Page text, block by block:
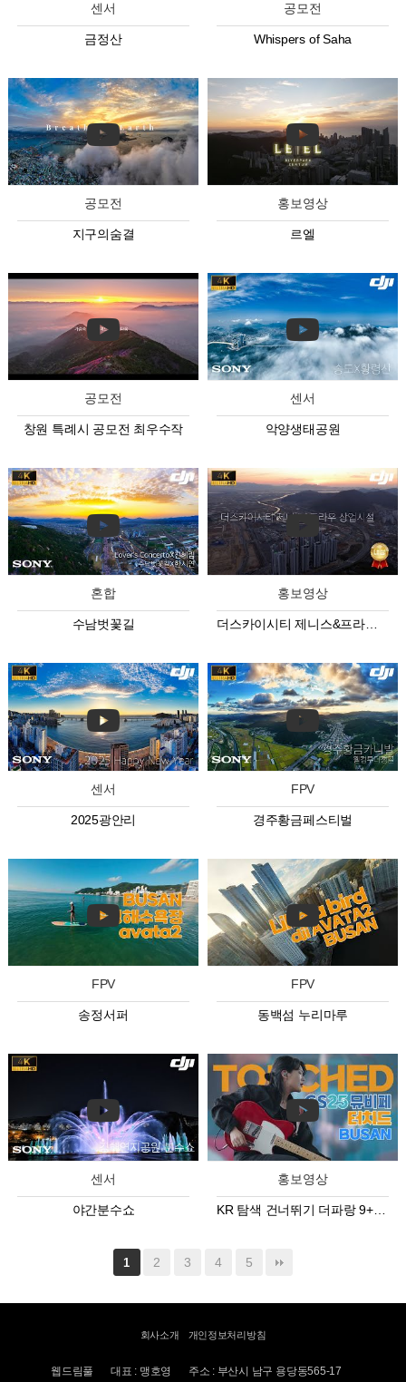
센서
금정산
공모전
Whispers of Saha
공모전
지구의숨결
홍보영상
르엘
공모전
창원 특례시 공모전 최우수작
센서
악양생태공원
혼합
수남벗꽃길
홍보영상
더스카이시티 제니스&프라우 상업시설
센서
2025광안리
FPV
경주황금페스티벌
FPV
송정서퍼
FPV
동백섬 누리마루
센서
야간분수쇼
홍보영상
1 2 3 4 5
회사소개 개인정보처리방침
웹드림풀 대표 : 맹호영 주소 : 부산시 남구 용당동565-17